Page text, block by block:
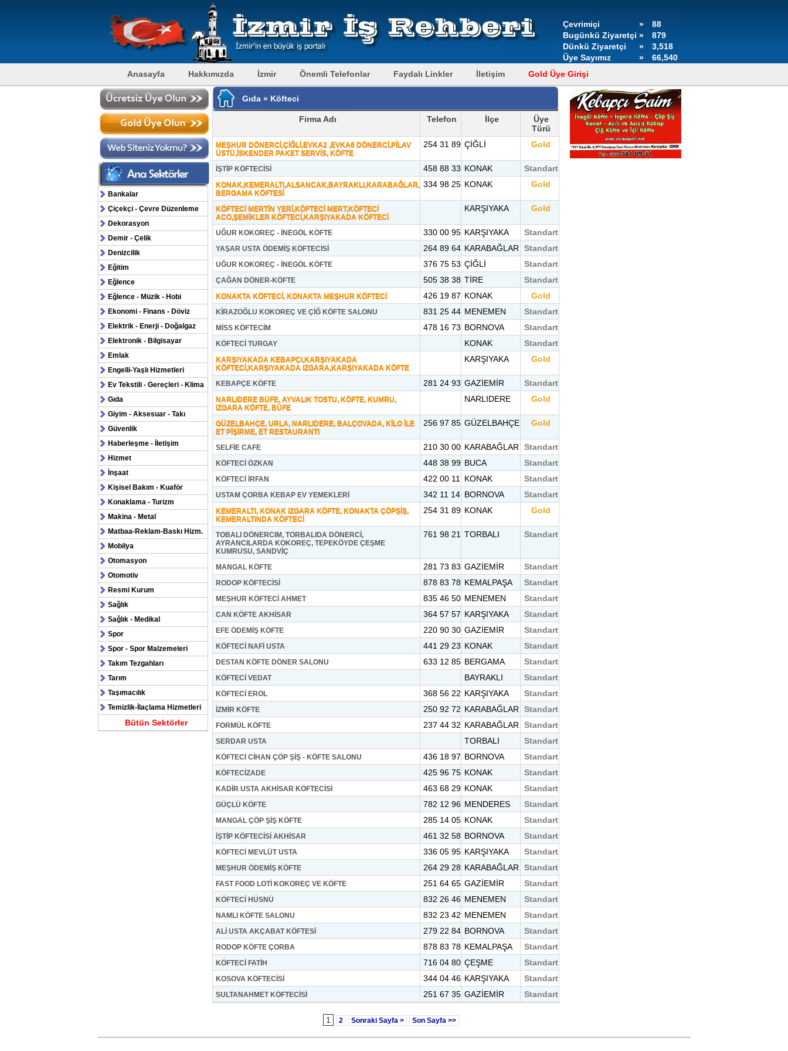
Çevrimiçi »
88
Bugünkü Ziyaretçi »
879
Dünkü Ziyaretçi
»
3,518
Üye Sayımız
»
66,540
Anasayfa
Hakkımızda İzmir Önemli Telefonlar Faydalı Linkler İletişim Gold Üye Girişi
Bankalar
Çiçekçi - Çevre Düzenleme
Dekorasyon
Demir - Çelik
Denizcilik
Eğitim
Eğlence
Eğlence - Müzik - Hobi
Ekonomi - Finans - Döviz
Elektrik - Enerji - Doğalgaz
Elektronik - Bilgisayar
Emlak
Engelli-Yaşlı Hizmetleri
Ev Tekstili - Gereçleri - Klima
Gıda
Giyim - Aksesuar - Takı
Güvenlik
Haberleşme - İletişim
Hizmet
İnşaat
Kişisel Bakım - Kuaför
Konaklama - Turizm
Makina - Metal
Matbaa-Reklam-Baskı Hizm.
Mobilya
Otomasyon
Otomotiv
Resmi Kurum
Sağlık
Sağlık - Medikal
Spor
Spor - Spor Malzemeleri
Takım Tezgahları
Tarım
Taşımacılık
Temizlik-İlaçlama Hizmetleri
Bütün Sektörler
Gıda » Köfteci
Firma Adı Telefon İlçe
Üye
Türü
MEŞHUR DÖNERCİ,ÇİĞLİ,EVKA2 ,EVKA6 DÖNERCİ,PİLAV
ÜSTÜ,İSKENDER PAKET SERVİS, KÖFTE
254 31 89 ÇİĞLİ Gold
İŞTİP KÖFTECİSİ 458 88 33 KONAK Standart
KONAK,KEMERALTI,ALSANCAK,BAYRAKLI,KARABAĞLAR,
BERGAMA KÖFTESİ
334 98 25 KONAK Gold
KÖFTECİ MERTİN YERİ,KÖFTECİ MERT,KÖFTECİ
ACO,ŞEMİKLER KÖFTECİ,KARŞIYAKADA KÖFTECİ
KARŞIYAKA Gold
UĞUR KOKOREÇ - İNEGÖL KÖFTE 330 00 95 KARŞIYAKA Standart
YAŞAR USTA ÖDEMİŞ KÖFTECİSİ 264 89 64 KARABAĞLAR Standart
UĞUR KOKOREÇ - İNEGÖL KÖFTE 376 75 53 ÇİĞLİ Standart
ÇAĞAN DÖNER-KÖFTE 505 38 38 TİRE Standart
KONAKTA KÖFTECİ, KONAKTA MEŞHUR KÖFTECİ 426 19 87 KONAK Gold
KİRAZOĞLU KOKOREÇ VE ÇİĞ KÖFTE SALONU 831 25 44 MENEMEN Standart
MİSS KÖFTECİM 478 16 73 BORNOVA Standart
KÖFTECİ TURGAY KONAK Standart
KARŞIYAKADA KEBAPÇI,KARŞIYAKADA
KÖFTECİ,KARŞIYAKADA IZGARA,KARŞIYAKADA KÖFTE
KARŞIYAKA Gold
KEBAPÇE KÖFTE 281 24 93 GAZİEMİR Standart
NARLIDERE BÜFE, AYVALIK TOSTU, KÖFTE, KUMRU,
IZGARA KÖFTE, BÜFE
NARLIDERE Gold
GÜZELBAHÇE, URLA, NARLIDERE, BALÇOVADA, KİLO İLE
ET PİŞİRME, ET RESTAURANTI
256 97 85 GÜZELBAHÇE Gold
SELFİE CAFE 210 30 00 KARABAĞLAR Standart
KÖFTECİ ÖZKAN 448 38 99 BUCA Standart
KÖFTECİ İRFAN 422 00 11 KONAK Standart
USTAM ÇORBA KEBAP EV YEMEKLERİ 342 11 14 BORNOVA Standart
KEMERALTI, KONAK IZGARA KÖFTE, KONAKTA ÇÖPŞİŞ,
KEMERALTINDA KÖFTECİ
254 31 89 KONAK Gold
TOBALI DÖNERCIM, TORBALIDA DÖNERCİ,
AYRANCILARDA KOKOREÇ, TEPEKÖYDE ÇEŞME
KUMRUSU, SANDVİÇ
761 98 21 TORBALI Standart
MANGAL KÖFTE 281 73 83 GAZİEMİR Standart
RODOP KÖFTECİSİ 878 83 78 KEMALPAŞA Standart
MEŞHUR KÖFTECİ AHMET 835 46 50 MENEMEN Standart
CAN KÖFTE AKHİSAR 364 57 57 KARŞIYAKA Standart
EFE ÖDEMİŞ KÖFTE 220 90 30 GAZİEMİR Standart
KÖFTECİ NAFİ USTA 441 29 23 KONAK Standart
DESTAN KÖFTE DÖNER SALONU 633 12 85 BERGAMA Standart
KÖFTECİ VEDAT BAYRAKLI Standart
KÖFTECİ EROL 368 56 22 KARŞIYAKA Standart
İZMİR KÖFTE 250 92 72 KARABAĞLAR Standart
FORMÜL KÖFTE 237 44 32 KARABAĞLAR Standart
SERDAR USTA TORBALI Standart
KÖFTECİ CİHAN ÇÖP ŞİŞ - KÖFTE SALONU 436 18 97 BORNOVA Standart
KÖFTECİZADE 425 96 75 KONAK Standart
KADİR USTA AKHİSAR KÖFTECİSİ 463 68 29 KONAK Standart
GÜÇLÜ KÖFTE 782 12 96 MENDERES Standart
MANGAL ÇÖP ŞİŞ KÖFTE 285 14 05 KONAK Standart
İŞTİP KÖFTECİSİ AKHİSAR 461 32 58 BORNOVA Standart
KÖFTECİ MEVLÜT USTA 336 05 95 KARŞIYAKA Standart
MEŞHUR ÖDEMİŞ KÖFTE 264 29 28 KARABAĞLAR Standart
FAST FOOD LOTİ KOKOREÇ VE KÖFTE 251 64 65 GAZİEMİR Standart
KÖFTECİ HÜSNÜ 832 26 46 MENEMEN Standart
NAMLI KÖFTE SALONU 832 23 42 MENEMEN Standart
ALİ USTA AKÇABAT KÖFTESİ 279 22 84 BORNOVA Standart
RODOP KÖFTE ÇORBA 878 83 78 KEMALPAŞA Standart
KÖFTECİ FATİH 716 04 80 ÇEŞME Standart
KOSOVA KÖFTECİSİ 344 04 46 KARŞIYAKA Standart
SULTANAHMET KÖFTECİSİ 251 67 35 GAZİEMİR Standart
1 2 Sonraki Sayfa > Son Sayfa >>